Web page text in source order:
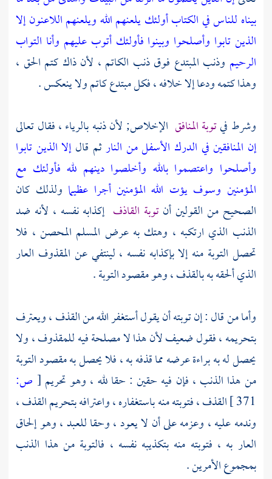
بيناه للناس في الكتاب أولئك يلعنهم الله ويلعنهم اللاعنونإلا
الذين تابوا وأصلحوا وبينوا فأولئك أتوب عليهم وأنا التواب
الرحيم وذنب المبتدع فوق ذنب الكاتم ، لأن ذاك كتم الحق ،
وهذا كتمه ودعا إلا خلافه ، فكل مبتدع كاتم ولا ينعكس .
وشرط فيتوبة المنافق الإخلاص; لأن ذنبه بالرياء ، فقال تعالى
إن المنافقين في الدرك الأسفل من النارثم قالإلا الذين تابوا
وأصلحوا واعتصموا بالله وأخلصوا دينهم لله فأولئك مع
المؤمنين وسوف يؤت الله المؤمنين أجرا عظيما ولذلك كان
الصحيح من القولين أنتوبة القاذف إكذابه نفسه ، لأنه ضد
الذنب الذي ارتكبه ، وهتك به عرض المسلم المحصن ، فلا
تحصل التوبة منه إلا بإكذابه نفسه ، لينتفي عن المقذوف العار
الذي ألحقه به بالقذف ، وهو مقصود التوبة .
وأما من قال : إن توبته أن يقول أستغفر الله من القذف ، ويعترف
بتحريمه ، فقول ضعيف لأن هذا لا مصلحة فيه للمقذوف ، ولا
يحصل له به براءة عرضه مما قذفه به ، فلا يحصل به مقصود التوبة
من هذا الذنب ، فإن فيه حقين : حقا لله ، وهو تحريم [ ص:
371 ] القذف ، فتوبته منه باستغفاره ، واعترافه بتحريم القذف ،
وندمه عليه ، وعزمه على أن لا يعود ، وحقا للعبد ، وهو إلحاق
العار به ، فتوبته منه بتكذيبه نفسه ، فالتوبة من هذا الذنب
بمجموع الأمرين .